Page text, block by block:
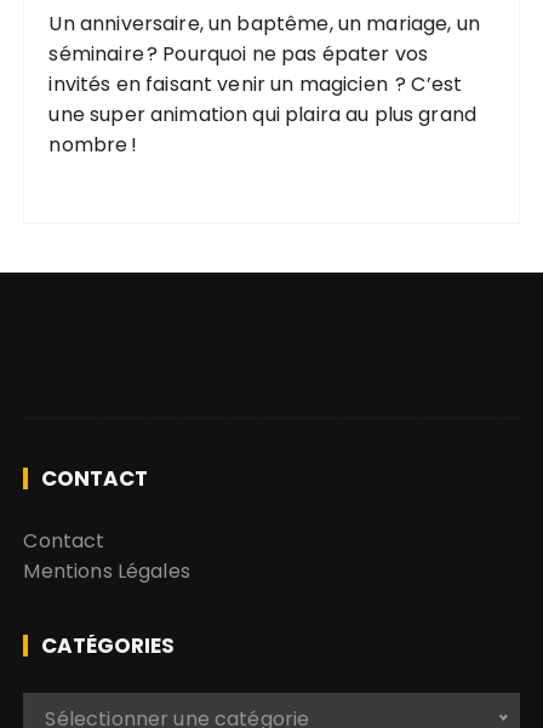
e
p
o
u
r
Un anniversaire, un baptême, un mariage, un
séminaire ? Pourquoi ne pas épater vos
invités en faisant venir un magicien ? C’est
une super animation qui plaira au plus grand
nombre !
CONTACT
Contact
Mentions Légales
CATÉGORIES
Sélectionner une catégorie